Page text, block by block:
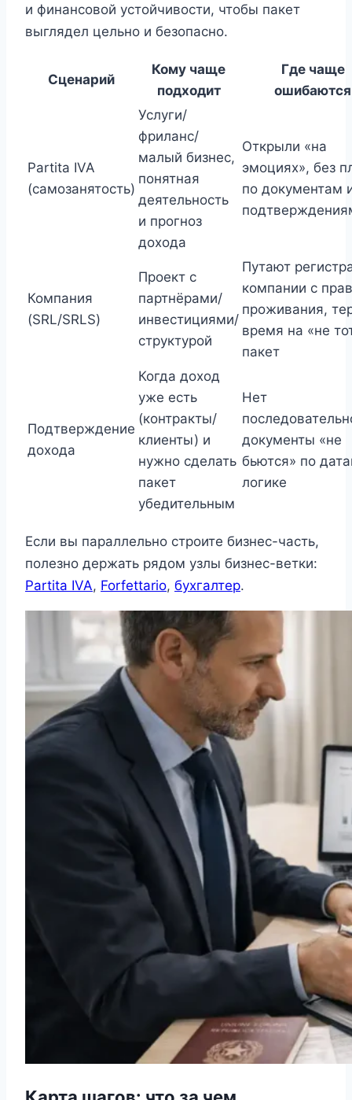
и финансовой устойчивости, чтобы пакет
выглядел цельно и безопасно.
Сценарий
Кому чаще
подходит
Где чаще
ошибаются
Partita IVA
(самозанятость)
Услуги/
фриланс/
малый бизнес,
понятная
деятельность
и прогноз
дохода
Открыли «на
эмоциях», без
по документам
Компания
(SRL/SRLS)
Проект с
партнёрами/
инвестициями/
структурой
Путают
компании с
проживания,
время на «не
пакет
Подтверждение
дохода
Когда доход
уже есть
(контракты/
клиенты) и
нужно сделать
пакет
убедительным
Нет
документы «не
бьются» по
логике
Если вы параллельно строите бизнес-часть,
полезно держать рядом узлы бизнес-ветки:
Partita IVA, Forfettario, бухгалтер.